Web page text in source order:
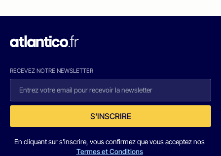
RECEVEZ NOTRE NEWSLETTER
S'INSCRIRE
En cliquant sur s'inscrire, vous confirmez que vous acceptez nos
Termes et Conditions